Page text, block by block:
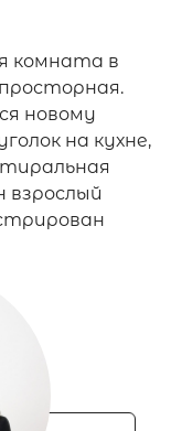
комната в
новому
на кухне,